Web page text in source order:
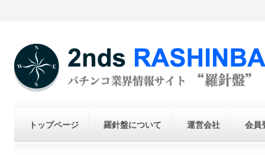
トップページ 羅針盤について 運営会社 会員